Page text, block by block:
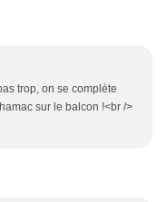
trop, on se complète
sur le balcon !<br />